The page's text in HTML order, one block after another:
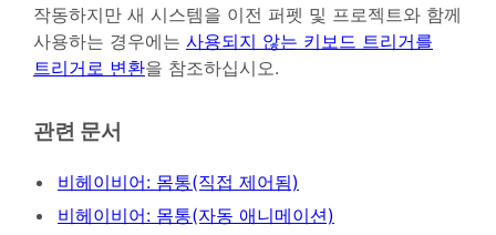
작동하지만 새 시스템을 이전 퍼펫 및 프로젝트와 함께
사용하는 경우에는 사용되지 않는 키보드 트리거를
트리거로 변환을 참조하십시오.
관련 문서
비헤이비어: 몸통(직접 제어됨)
비헤이비어: 몸통(자동 애니메이션)